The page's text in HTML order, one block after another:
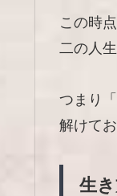
この時
二の人
つまり
解けて
生